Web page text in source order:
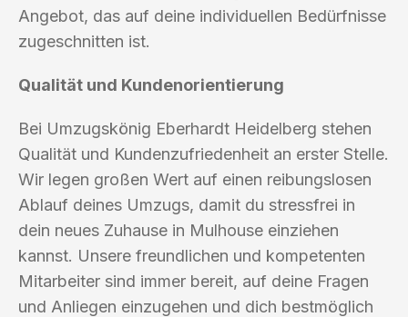
Angebot, das auf deine individuellen Bedürfnisse
zugeschnitten ist.
Qualität und Kundenorientierung
Bei Umzugskönig Eberhardt Heidelberg stehen
Qualität und Kundenzufriedenheit an erster Stelle.
Wir legen großen Wert auf einen reibungslosen
Ablauf deines Umzugs, damit du stressfrei in
dein neues Zuhause in Mulhouse einziehen
kannst. Unsere freundlichen und kompetenten
Mitarbeiter sind immer bereit, auf deine Fragen
und Anliegen einzugehen und dich bestmöglich